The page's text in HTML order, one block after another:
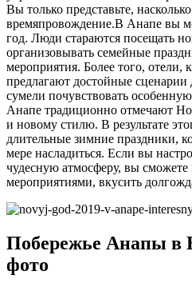
Вы только представьте,
времяпровождение.В Анапе вы
год. Люди стараются посещать
организовывать семейные
мероприятия. Более того,
предлагают достойные сценарии
сумели почувствовать
Анапе традиционно отмечают
и новому стилю. В результате
длительные зимние праздники,
мере насладиться. Если вы
чудесную атмосферу, вы
мероприятиями, вкусить
Побережье Анапы в
фото